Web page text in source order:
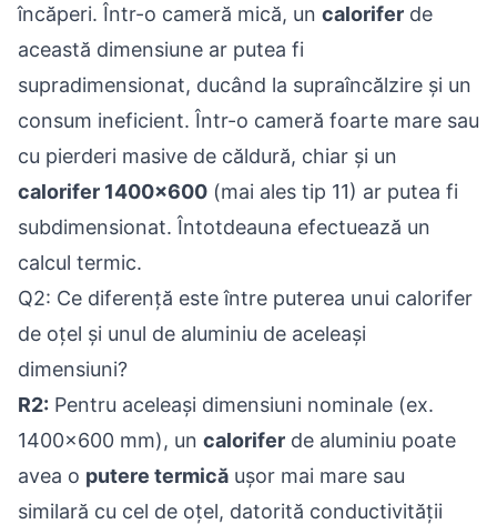
încăperi. Într-o cameră mică, un calorifer de
această dimensiune ar putea fi
supradimensionat, ducând la supraîncălzire și un
consum ineficient. Într-o cameră foarte mare sau
cu pierderi masive de căldură, chiar și un
calorifer 1400x600 (mai ales tip 11) ar putea fi
subdimensionat. Întotdeauna efectuează un
calcul termic.
Q2: Ce diferență este între puterea unui calorifer
de oțel și unul de aluminiu de aceleași
dimensiuni?
R2: Pentru aceleași dimensiuni nominale (ex.
1400x600 mm), un calorifer de aluminiu poate
avea o putere termică ușor mai mare sau
similară cu cel de oțel, datorită conductivității